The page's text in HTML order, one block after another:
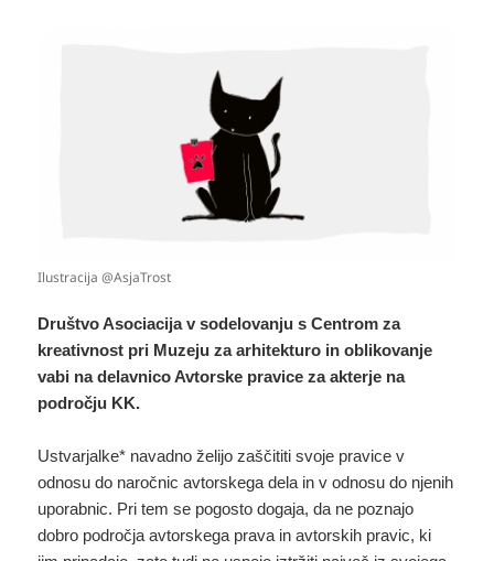
Ilustracija @AsjaTrost
Društvo Asociacija v sodelovanju s Centrom za
kreativnost pri Muzeju za arhitekturo in oblikovanje
vabi na delavnico Avtorske pravice za akterje na
področju KK.
Ustvarjalke* navadno želijo zaščititi svoje pravice v
odnosu do naročnic avtorskega dela in v odnosu do njenih
uporabnic. Pri tem se pogosto dogaja, da ne poznajo
dobro področja avtorskega prava in avtorskih pravic, ki